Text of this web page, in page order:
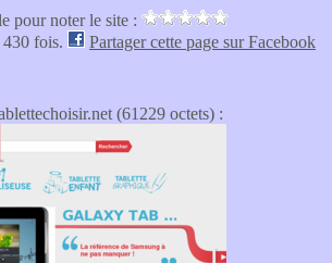
pour noter le site :
430 fois.
Partager cette page sur Facebook
(61229 octets) :